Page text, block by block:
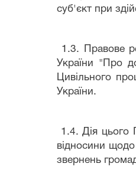
суб'єкт при
1.3. Правове
України "Про
Цивільного
України.
1.4. Дія цього
відносини
звернень